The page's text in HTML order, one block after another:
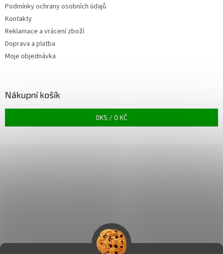
Podmínky ochrany osobních údajů
Kontakty
Reklamace a vrácení zboží
Doprava a platba
Moje objednávka
Nákupní košík
0KS / 0 KČ